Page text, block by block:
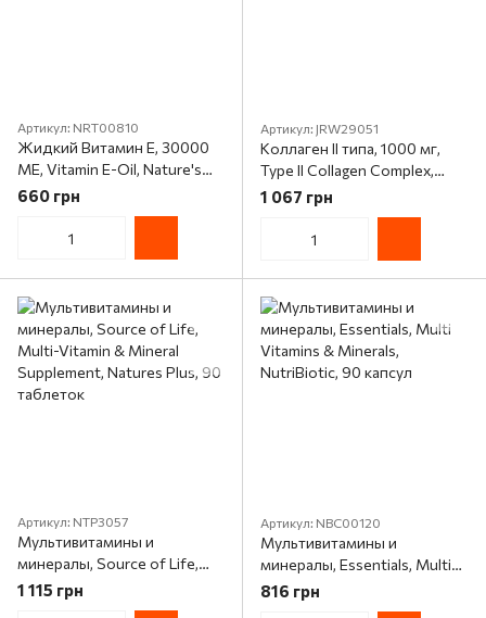
Артикул: NRT00810
Жидкий Витамин E, 30000
МЕ, Vitamin E-Oil, Nature's
Bounty, 75 мл
660 грн
Артикул: JRW29051
Коллаген II типа, 1000 мг,
Type II Collagen Complex,
Jarrow Formulas, 60 капсул
1 067 грн
Артикул: NTP3057
Мультивитамины и
минералы, Source of Life,
Multi-Vitamin & Mineral
Supplement, Natures Plus, 90
1 115 грн
Артикул: NBC00120
Мультивитамины и
минералы, Essentials, Multi
Vitamins & Minerals,
NutriBiotic, 90 капсул
816 грн